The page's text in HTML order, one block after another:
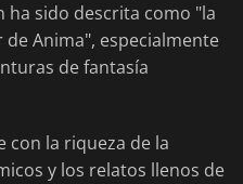
ha sido descrita como "la
Anima", especialmente
de fantasía
con la riqueza de la
y los relatos llenos de